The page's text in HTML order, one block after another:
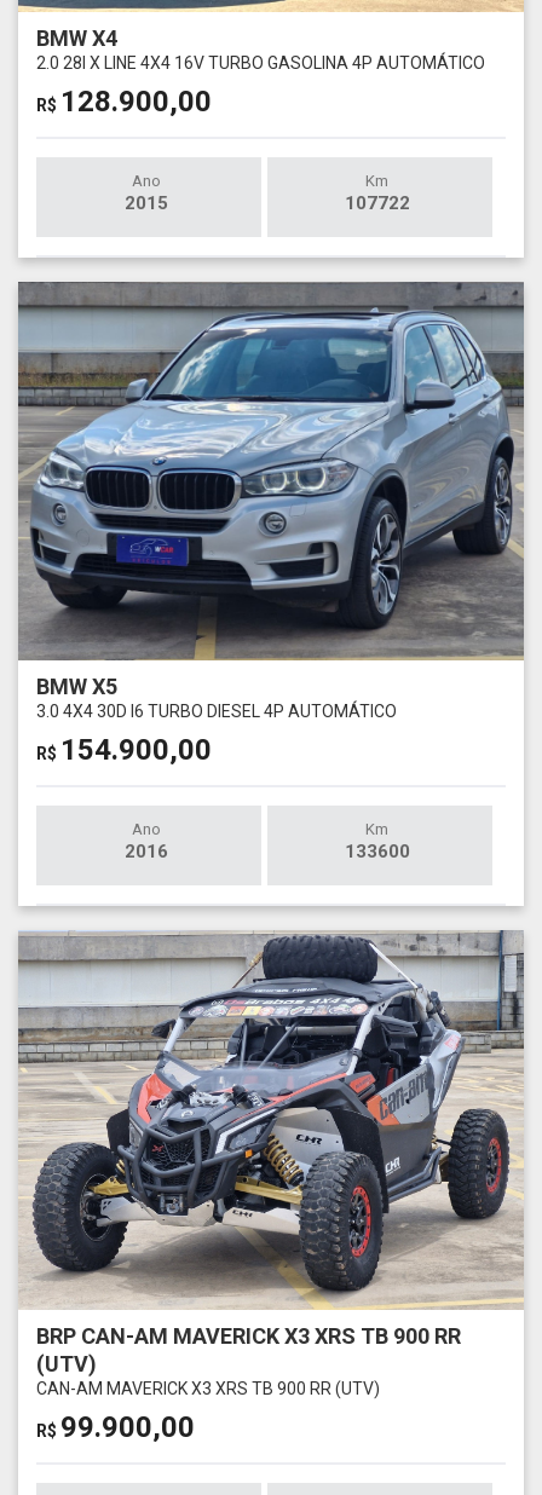
BMW X4
2.0 28I X LINE 4X4 16V TURBO GASOLINA 4P AUTOMÁTICO
R$ 128.900,00
Ano
2015
Km
107722
BMW X5
3.0 4X4 30D I6 TURBO DIESEL 4P AUTOMÁTICO
R$ 154.900,00
Ano
2016
Km
133600
BRP CAN-AM MAVERICK X3 XRS TB 900 RR
(UTV)
CAN-AM MAVERICK X3 XRS TB 900 RR (UTV)
R$ 99.900,00